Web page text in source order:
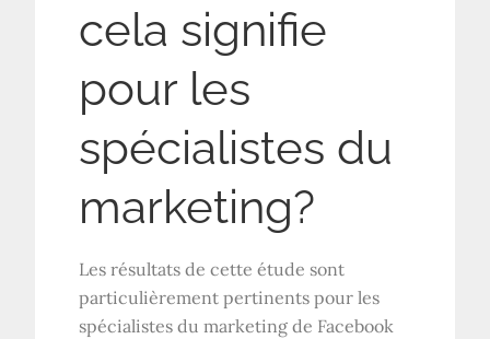
cela signifie
pour les
spécialistes du
marketing?
Les résultats de cette étude sont
particulièrement pertinents pour les
spécialistes du marketing de Facebook